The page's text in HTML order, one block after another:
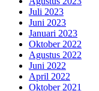
Juli 2023
Juni 2023
Januari 2023
Oktober 2022
Agustus 2022
Juni 2022
April 2022
Oktober 2021